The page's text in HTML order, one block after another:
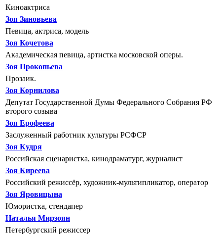
Киноактриса
Зоя Зиновьева
Певица, актриса, модель
Зоя Кочетова
Академическая певица, артистка московской оперы.
Зоя Прокопьева
Прозаик.
Зоя Корнилова
Депутат Государственной Думы Федерального Собрания РФ
второго созыва
Зоя Ерофеева
Заслуженный работник культуры РСФСР
Зоя Кудря
Российская сценаристка, кинодраматург, журналист
Зоя Киреева
Российский режиссёр, художник-мультипликатор, оператор
Зоя Яровицына
Юмористка, стендапер
Наталья Мирзоян
Петербургский режиссер